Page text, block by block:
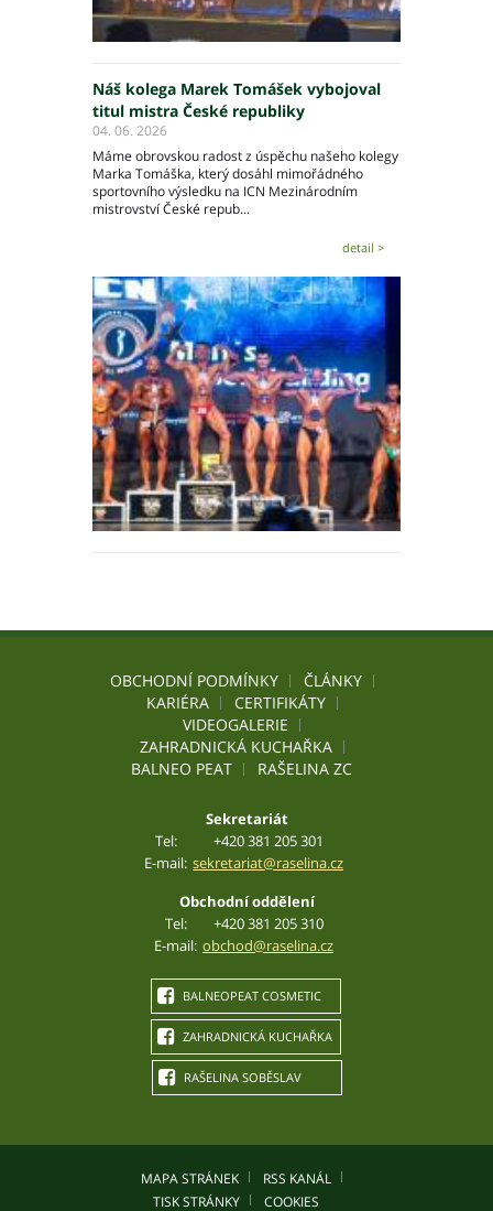
Náš kolega Marek Tomášek vybojoval
titul mistra České republiky
04. 06. 2026
Máme obrovskou radost z úspěchu našeho kolegy
Marka Tomáška, který dosáhl mimořádného
sportovního výsledku na ICN Mezinárodním
mistrovství České repub...
detail >
OBCHODNÍ PODMÍNKY
ČLÁNKY
KARIÉRA
CERTIFIKÁTY
VIDEOGALERIE
ZAHRADNICKÁ KUCHAŘKA
BALNEO PEAT
RAŠELINA ZC
Sekretariát
Tel:
+420 381 205 301
E-mail: sekretariat@raselina.cz
Obchodní oddělení
Tel:
+420 381 205 310
E-mail: obchod@raselina.cz
BALNEOPEAT COSMETIC
ZAHRADNICKÁ KUCHAŘKA
RAŠELINA SOBĚSLAV
MAPA STRÁNEK
RSS KANÁL
TISK STRÁNKY
COOKIES